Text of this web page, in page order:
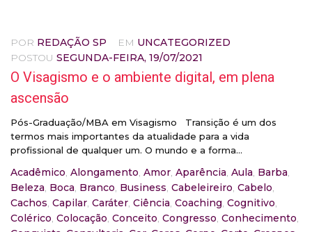
POR REDAÇÃO SP EM UNCATEGORIZED
POSTOU SEGUNDA-FEIRA, 19/07/2021
O Visagismo e o ambiente digital, em plena
ascensão
Pós-Graduação/MBA em Visagismo Transição é um dos
termos mais importantes da atualidade para a vida
profissional de qualquer um. O mundo e a forma...
Acadêmico Alongamento Amor Aparência Aula Barba
Beleza Boca Branco Business Cabeleireiro Cabelo
Cachos Capilar Caráter Ciência Coaching Cognitivo
Colérico Colocação Conceito Congresso Conhecimento